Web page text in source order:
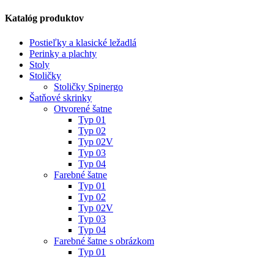
Katalóg produktov
Postieľky a klasické ležadlá
Perinky a plachty
Stoly
Stoličky
Stoličky Spinergo
Šatňové skrinky
Otvorené šatne
Typ 01
Typ 02
Typ 02V
Typ 03
Typ 04
Farebné šatne
Typ 01
Typ 02
Typ 02V
Typ 03
Typ 04
Farebné šatne s obrázkom
Typ 01